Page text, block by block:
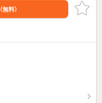
（無料）